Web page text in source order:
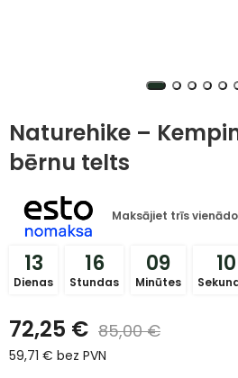
Naturehike –
bērnu telts
Maksājiet trīs
13
Dienas
16
Stundas
09
Minūtes
10
72,25 € 85,00€
59,71 € bez PVN